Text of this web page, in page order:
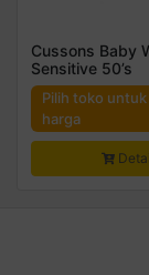
Cussons Baby
Sensitive 50’s
Pilih toko
harga